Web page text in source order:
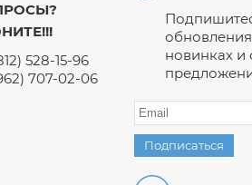
528-15-96
707-02-06
новинках и
Подписаться